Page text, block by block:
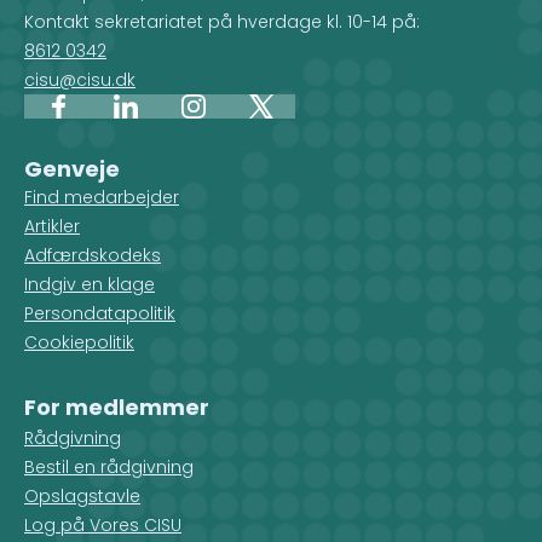
Kontakt sekretariatet på hverdage kl. 10-14 på:
8612 0342
cisu@cisu.dk
FacebookLinkedInInstagram
X
Genveje
Find medarbejder
Artikler
Adfærdskodeks
Indgiv en klage
Persondatapolitik
Cookiepolitik
For medlemmer
Rådgivning
Bestil en rådgivning
Opslagstavle
Log på Vores CISU